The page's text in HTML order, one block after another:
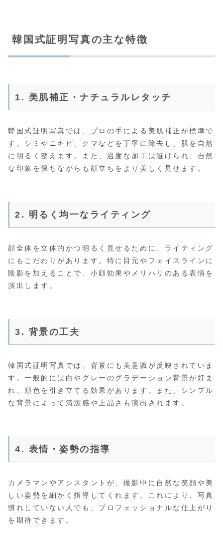
韓国式証明写真の主な特徴
1. 美肌補正・ナチュラルレタッチ
韓国式証明写真では、プロの手による美肌補正が標準で
す。シミやニキビ、クマなどを丁寧に除去し、肌を自然
に明るく整えます。また、過度な加工は避けられ、自然
な印象を保ちながらも顔立ちをより美しく見せます。
2. 明るく均一なライティング
顔全体を立体的かつ明るく見せるために、ライティング
にもこだわりがあります。特に目元やフェイスラインに
陰影を加えることで、小顔効果やメリハリのある表情を
演出します。
3. 背景の工夫
韓国式証明写真では、背景にも美意識が反映されていま
す。一般的には白やグレーのグラデーション背景が好ま
れ、顔色を引き立てる効果があります。また、シンプル
な背景によって清潔感や上品さも演出されます。
4. 表情・姿勢の指導
カメラマンやアシスタントが、撮影中に自然な笑顔や美
しい姿勢を細かく指導してくれます。これにより、写真
慣れしていない人でも、プロフェッショナルな仕上がり
を期待できます。